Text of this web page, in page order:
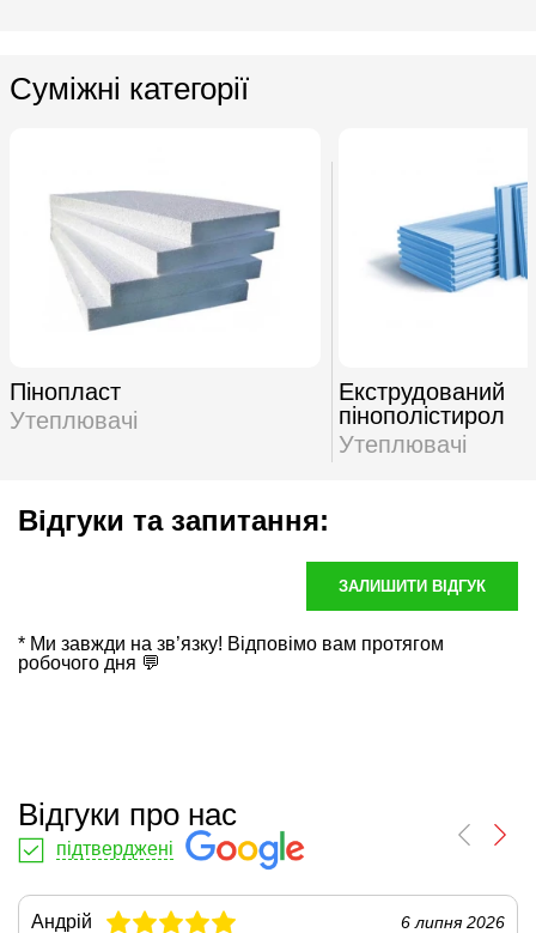
Суміжні категорії
Пінопласт
Утеплювачі
Екструдований
пінополістирол
Утеплювачі
Відгуки та запитання:
ЗАЛИШИТИ ВІДГУК
* Ми завжди на зв’язку! Відповімо вам протягом
робочого дня 💬
Відгуки про нас
підтверджені
Андрій 6 липня 2026